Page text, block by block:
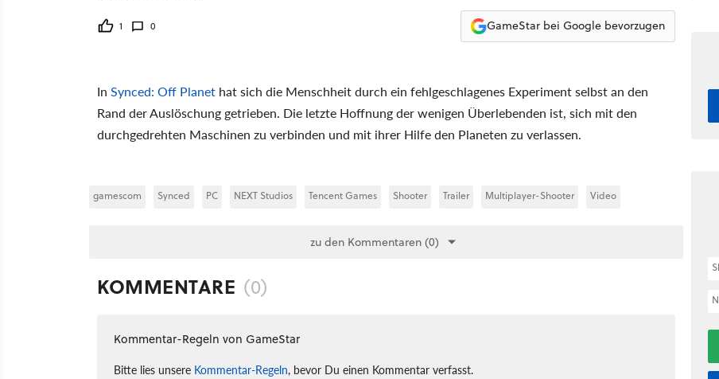
1 0 GameStar bei Google bevorzugen
In Synced: Off Planet hat sich die Menschheit durch ein fehlgeschlagenes Experiment selbst an den
Rand der Auslöschung getrieben. Die letzte Hoffnung der wenigen Überlebenden ist, sich mit den
durchgedrehten Maschinen zu verbinden und mit ihrer Hilfe den Planeten zu verlassen.
gamescom Synced PC NEXT Studios Tencent Games Shooter Trailer Multiplayer-Shooter Video
zu den Kommentaren (0)
KOMMENTARE (0)
Kommentar-Regeln von GameStar
Bitte lies unsere Kommentar-Regeln, bevor Du einen Kommentar verfasst.